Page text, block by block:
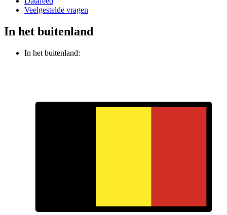
Veelgestelde vragen
In het buitenland
In het buitenland: